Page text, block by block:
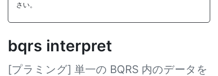
さい。
bqrs interpret
[プラミング] 単一の BQRS 内のデータを